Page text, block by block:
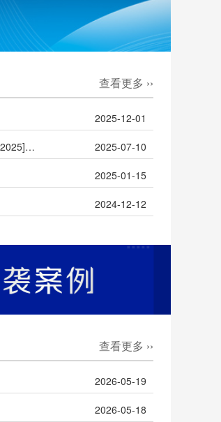
查看更多 ››
2025-12-01
柳州市国防动员办公室行政处罚决定书（柳国动行罚字[2025]第1号） 2025-07-10
2025-01-15
2024-12-12
查看更多 ››
2026-05-19
2026-05-18